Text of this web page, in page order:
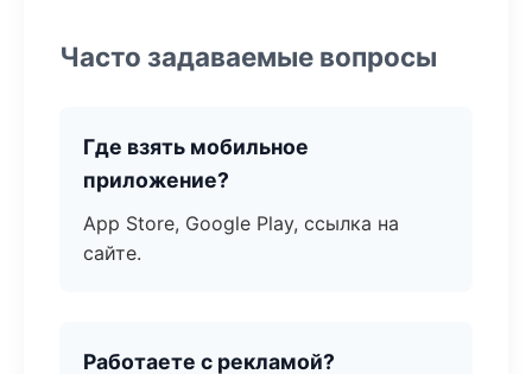
Часто задаваемые вопросы
Где взять мобильное
приложение?
App Store, Google Play, ссылка на
сайте.
Работаете с рекламой?